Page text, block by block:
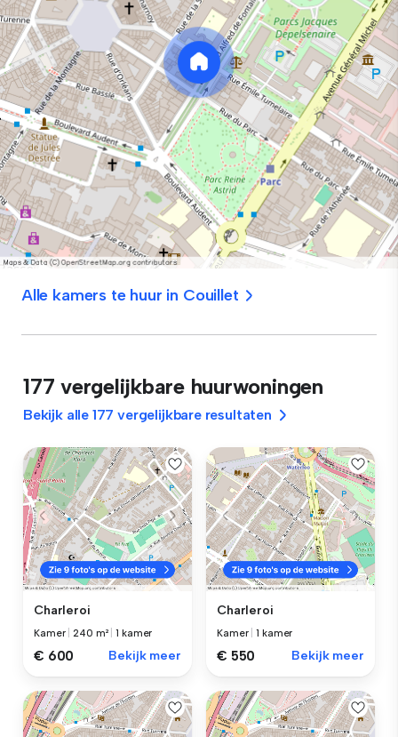
Alle kamers te huur in Couillet
177 vergelijkbare huurwoningen
Bekijk alle 177 vergelijkbare resultaten
Charleroi
Kamer |240 m² |1 kamer
€ 600 Bekijk meer
Charleroi
Kamer |1 kamer
€ 550 Bekijk meer